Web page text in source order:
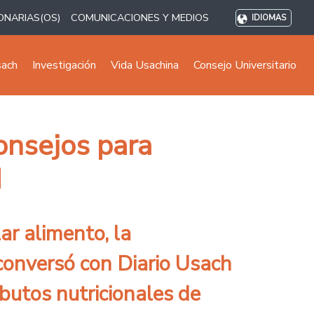
COMUNICACIONES Y MEDIOS IDIOMAS
Investigación Vida Usachina Consejo Universitario
para
alimento, la
con Diario Usach
nutricionales de